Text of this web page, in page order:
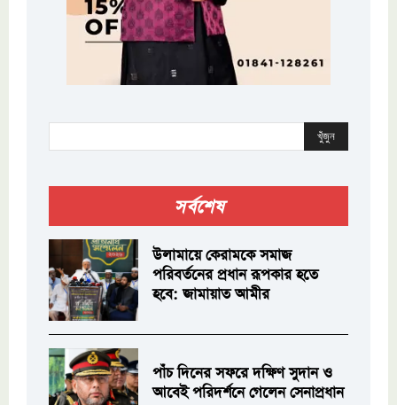
খুঁজুন
সর্বশেষ
উলামায়ে কেরামকে সমাজ
পরিবর্তনের প্রধান রূপকার হতে
হবে: জামায়াত আমীর
পাঁচ দিনের সফরে দক্ষিণ সুদান ও
আবেই পরিদর্শনে গেলেন সেনাপ্রধান